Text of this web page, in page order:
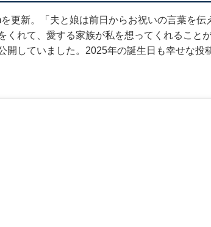
更新。「夫と娘は前日からお祝いの言葉を伝
くれて、愛する家族が私を想ってくれること
開していました。2025年の誕生日も幸せな投